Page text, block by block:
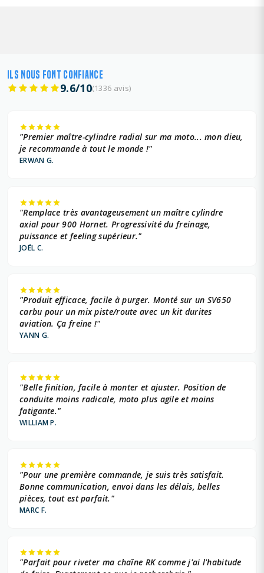
ILS NOUS FONT CONFIANCE
9.6/10(1336 avis)
"Premier maître-cylindre radial sur ma moto... mon dieu,
je recommande à tout le monde !"
ERWAN G.
"Remplace très avantageusement un maître cylindre
axial pour 900 Hornet. Progressivité du freinage,
puissance et feeling supérieur."
JOËL C.
"Produit efficace, facile à purger. Monté sur un SV650
carbu pour un mix piste/route avec un kit durites
aviation. Ça freine !"
YANN G.
"Belle finition, facile à monter et ajuster. Position de
conduite moins radicale, moto plus agile et moins
fatigante."
WILLIAM P.
"Pour une première commande, je suis très satisfait.
Bonne communication, envoi dans les délais, belles
pièces, tout est parfait."
MARC F.
"Parfait pour riveter ma chaîne RK comme j'ai l'habitude